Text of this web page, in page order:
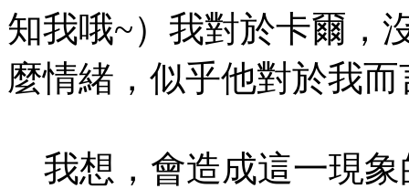
知我哦~）我對於卡爾，
麼情緒，似乎他對於我
我想，會造成這一現象